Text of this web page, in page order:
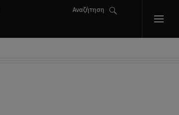
Αναζήτηση